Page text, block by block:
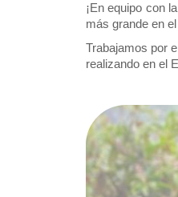
¡En equipo con
más grande en
Trabajamos por
realizando en el